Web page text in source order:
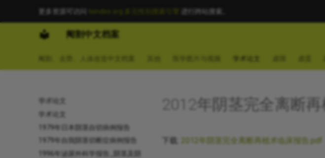
进行跨站搜索。
阉割中文档案
学术论文
1979年日本阴茎自切病例报告
1979年自我阴茎切断症病例报告
1996年泌尿外科学报告_阴茎及阴
2012年阴茎完全离断
下载: 2012年阴茎完全离断再植术临床报告.pdf